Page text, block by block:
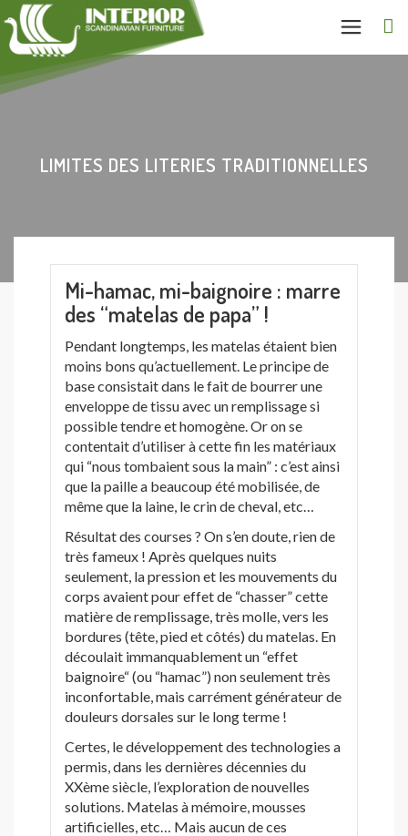
LIMITES DES LITERIES TRADITIONNELLES
Mi-hamac, mi-baignoire : marre
des “matelas de papa” !
Pendant longtemps, les matelas étaient bien
moins bons qu’actuellement. Le principe de
base consistait dans le fait de bourrer une
enveloppe de tissu avec un remplissage si
possible tendre et homogène. Or on se
contentait d’utiliser à cette fin les matériaux
qui “nous tombaient sous la main” : c’est ainsi
que la paille a beaucoup été mobilisée, de
même que la laine, le crin de cheval, etc…
Résultat des courses ? On s’en doute, rien de
très fameux ! Après quelques nuits
seulement, la pression et les mouvements du
corps avaient pour effet de “chasser” cette
matière de remplissage, très molle, vers les
bordures (tête, pied et côtés) du matelas. En
découlait immanquablement un “effet
baignoire“ (ou “hamac”) non seulement très
inconfortable, mais carrément générateur de
douleurs dorsales sur le long terme !
Certes, le développement des technologies a
permis, dans les dernières décennies du
XXème siècle, l’exploration de nouvelles
solutions. Matelas à mémoire, mousses
artificielles, etc… Mais aucun de ces